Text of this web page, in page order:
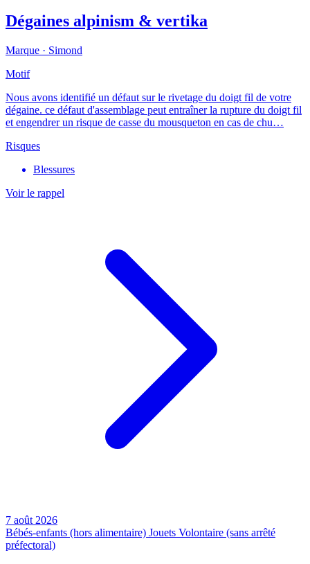
Dégaines alpinism & vertika
Marque · Simond
Motif
Nous avons identifié un défaut sur le rivetage du doigt fil de votre
dégaine. ce défaut d'assemblage peut entraîner la rupture du doigt fil
et engendrer un risque de casse du mousqueton en cas de chu…
Risques
Blessures
Voir le rappel
7 août 2026
Bébés-enfants (hors alimentaire) Jouets Volontaire (sans arrêté
préfectoral)